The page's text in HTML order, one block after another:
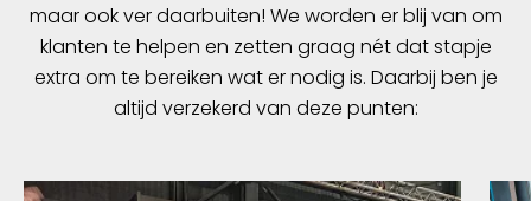
maar ook ver daarbuiten! We worden er blij van om
klanten te helpen en zetten graag nét dat stapje
extra om te bereiken wat er nodig is. Daarbij ben je
altijd verzekerd van deze punten: